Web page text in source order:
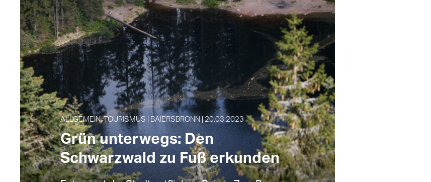
ALLGEMEIN, TOURISMUS | BAIERSBRONN | 20.03.2023
Grün unterwegs: Den
Schwarzwald zu Fuß erkunden